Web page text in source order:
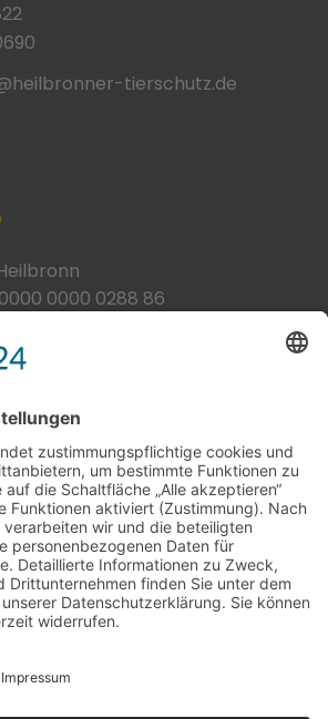
tierschutz.de
0000 0288 86
PayPal
tierschutz.de